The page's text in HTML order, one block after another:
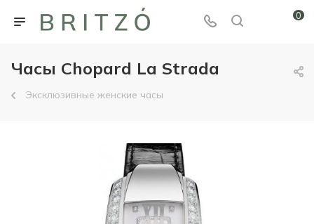
0
Часы Chopard La Strada
Эксклюзивные женские часы